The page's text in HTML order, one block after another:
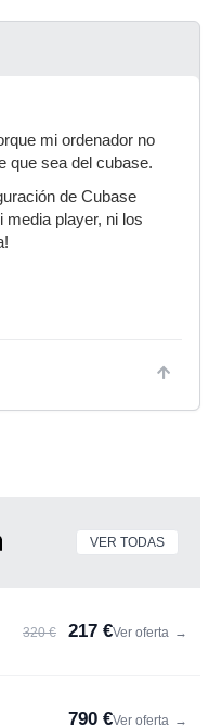
mi ordenador no
que sea del cubase.
de Cubase
media player, ni los
VER TODAS
320 € 217 €Ver oferta →
790 €Ver oferta →